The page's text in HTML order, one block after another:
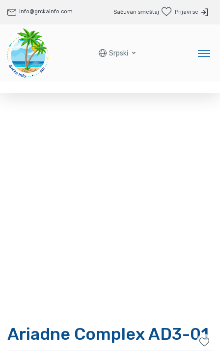
info@grckainfo.com Sačuvan smeštaj Prijavi se
Srpski
Ariadne Complex AD3-01